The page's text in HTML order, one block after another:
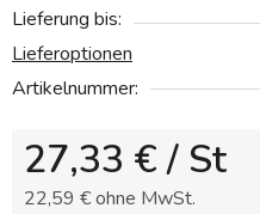
Lieferung bis:
Lieferoptionen
Artikelnummer:
27,33 €/ St
22,59 € ohne MwSt.